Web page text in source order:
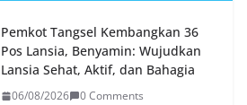
Pemkot Tangsel Kembangkan 36
Pos Lansia, Benyamin: Wujudkan
Lansia Sehat, Aktif, dan Bahagia
06/08/2026 0 Comments